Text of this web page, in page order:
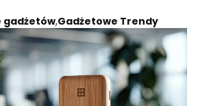
gadżetów,Gadżetowe Trendy